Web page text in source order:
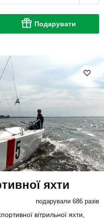
Подарувати
яхти
подарували 686 разів
вітрильної яхти,